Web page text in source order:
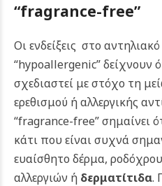
“fragrance-free”
Οι ενδείξεις στο
“hypoallergenic” δείχνουν
σχεδιαστεί με στόχο τη
ερεθισμού ή αλλεργικής
“fragrance-free” σημαίνει
κάτι που είναι συχνά
ευαίσθητο δέρμα,
αλλεργιών ή δερματίτιδα.